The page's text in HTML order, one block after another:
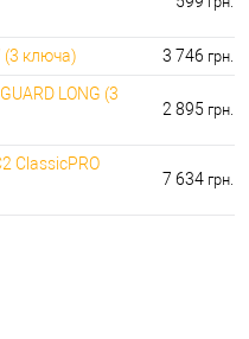
(3 ключа) 3 746 грн.
LONG (3
2 895 грн.
ClassicPRO
7 634 грн.